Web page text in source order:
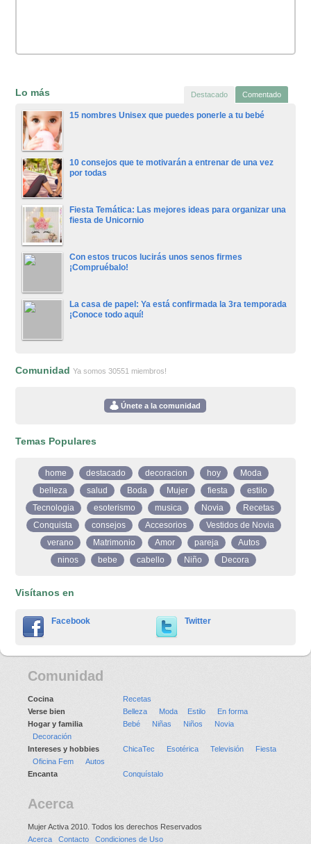
Lo más Destacado Comentado
15 nombres Unisex que puedes ponerle a tu bebé
10 consejos que te motivarán a entrenar de una vez
por todas
Fiesta Temática: Las mejores ideas para organizar una
fiesta de Unicornio
Con estos trucos lucirás unos senos firmes
¡Compruébalo!
La casa de papel: Ya está confirmada la 3ra temporada
¡Conoce todo aquí!
ComunidadYa somos 30551 miembros!
Únete a la comunidad
Temas Populares
home destacado decoracion hoy
Moda
belleza
salud Boda Mujer fiesta
estilo
Tecnologia
esoterismo musica Novia
Recetas
Conquista
consejos Accesorios
Vestidos de Novia
verano
Matrimonio Amor pareja
Autos
ninos
bebe cabello Niño Decora
Visítanos en
Facebook Twitter
Comunidad
Cocina
Recetas
Verse bien
Belleza Moda Estilo
En forma
Hogar y familia
Bebé Niñas Niños
Novia
Decoración
Intereses y hobbies
ChicaTec Esotérica Televisión
Fiesta
Oficina Fem
Autos
Encanta
Conquístalo
Acerca
Mujer Activa 2010. Todos los derechos Reservados
Acerca
Contacto Condiciones de Uso